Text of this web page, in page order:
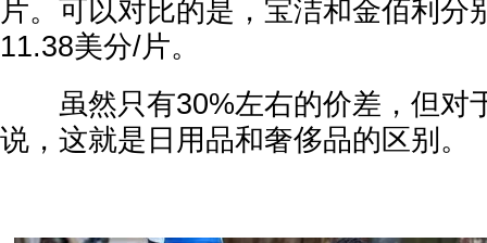
片。可以对比的是，宝洁和金佰利分
11.38美分/片。
虽然只有30%左右的价差，但对
说，这就是日用品和奢侈品的区别。